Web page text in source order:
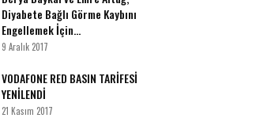
Diyabete Bağlı Görme Kaybını
Engellemek İçin...
9 Aralık 2017
VODAFONE RED BASIN TARİFESİ
YENİLENDİ
21 Kasım 2017